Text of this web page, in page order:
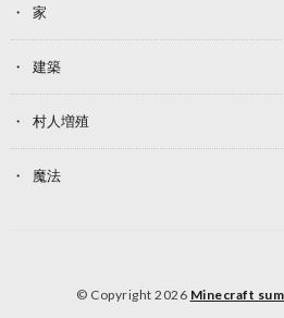
家
建築
村人増殖
魔法
© Copyright 2026 Minecraft